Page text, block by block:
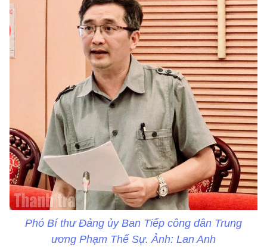
Phó Bí thư Đảng ủy Ban Tiếp công dân Trung
ương Phạm Thế Sự. Ảnh: Lan Anh